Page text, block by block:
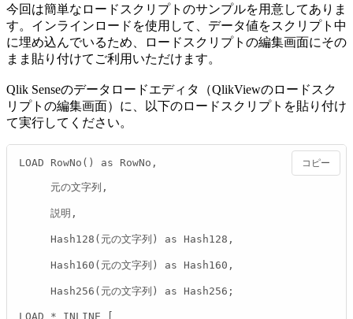
今回は簡単なロードスクリプトのサンプルを用意してありま
す。インラインロードを使用して、データ値をスクリプト中
に埋め込んでいるため、ロードスクリプトの編集画面にその
まま貼り付けてご利用いただけます。
Qlik Senseのデータロードエディタ（QlikViewのロードスク
リプトの編集画面）に、以下のロードスクリプトを貼り付け
て実行してください。
LOAD RowNo() as RowNo,
     元の文字列,
     説明,
     Hash128(元の文字列) as Hash128,
     Hash160(元の文字列) as Hash160,
     Hash256(元の文字列) as Hash256;
LOAD * INLINE [
コピー